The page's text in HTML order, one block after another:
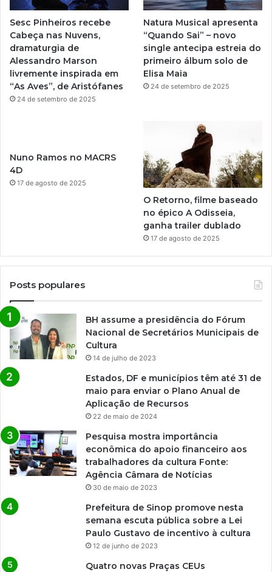
e
r
a
m
Sesc Pinheiros recebe
Cabeça nas Nuvens,
dramaturgia de
Alessandro Marson
livremente inspirada em
“As Aves”, de Aristófanes
24 de setembro de 2025
Natura Musical apresenta
“Quando Sai” – novo
single antecipa estreia do
primeiro álbum solo de
Elisa Maia
24 de setembro de 2025
Nuno Ramos no MACRS
4D
17 de agosto de 2025
O Retorno, filme baseado
no épico A Odisseia,
ganha trailer dublado
17 de agosto de 2025
Posts populares
BH assume a presidência do Fórum
Nacional de Secretários Municipais de
Cultura
14 de julho de 2023
Estados, DF e municípios têm até 31 de
maio para enviar o Plano Anual de
Aplicação de Recursos
22 de maio de 2024
Pesquisa mostra importância
econômica do apoio financeiro aos
trabalhadores da cultura Fonte:
Agência Câmara de Notícias
30 de maio de 2023
Prefeitura de Sinop promove nesta
semana escuta pública sobre a Lei
Paulo Gustavo de incentivo à cultura
12 de junho de 2023
Quatro novas Praças CEUs